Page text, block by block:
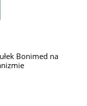
Bonimed na